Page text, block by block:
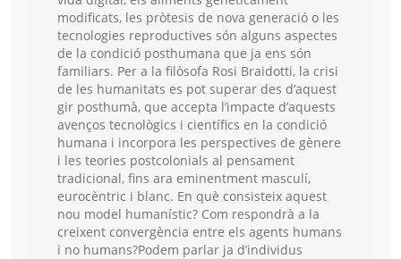
modificats, les pròtesis de nova generació o les
tecnologies reproductives són alguns aspectes
de la condició posthumana que ja ens són
familiars. Per a la filòsofa Rosi Braidotti, la crisi
de les humanitats es pot superar des d’aquest
gir posthumà, que accepta l’impacte d’aquests
avenços tecnològics i científics en la condició
humana i incorpora les perspectives de gènere
i les teories postcolonials al pensament
tradicional, fins ara eminentment masculí,
eurocèntric i blanc. En què consisteix aquest
nou model humanístic? Com respondrà a la
creixent convergència entre els agents humans
i no humans?Podem parlar ja d’individus